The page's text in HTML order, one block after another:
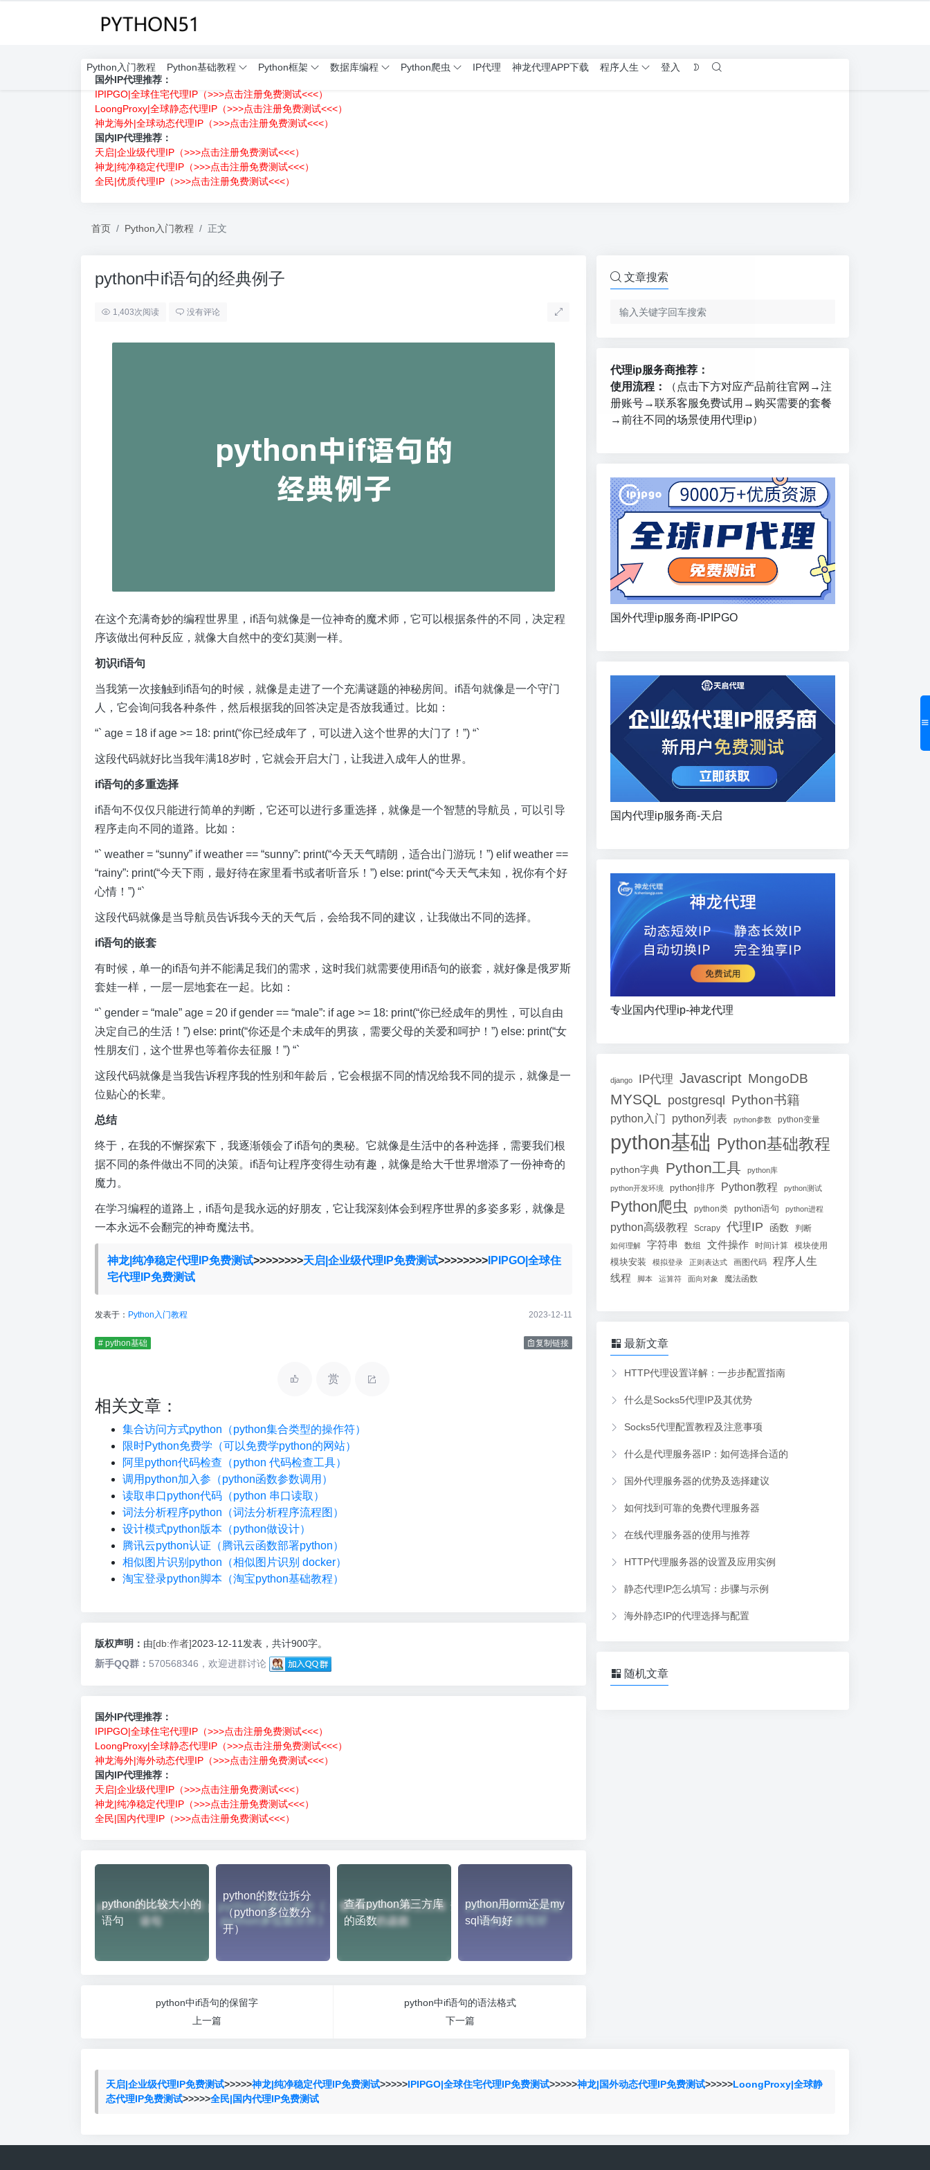
Python入门教程 Python基础教程 Python框架 数据库编程 Python爬虫 IP代理 神龙代理APP下载 程序人生
登入
国外IP代理推荐：
IPIPGO|全球住宅代理IP（>>>点击注册免费测试<<<）
LoongProxy|全球静态代理IP（>>>点击注册免费测试<<<）
神龙海外|全球动态代理IP（>>>点击注册免费测试<<<）
国内IP代理推荐：
天启|企业级代理IP（>>>点击注册免费测试<<<）
神龙|纯净稳定代理IP（>>>点击注册免费测试<<<）
全民|优质代理IP（>>>点击注册免费测试<<<）
首页 Python入门教程 正文
python中if语句的经典例子
1,403次阅读 没有评论
在这个充满奇妙的编程世界里，if语句就像是一位神奇的魔术师，它可以根据条件的不同，决定程
序该做出何种反应，就像大自然中的变幻莫测一样。
初识if语句
当我第一次接触到if语句的时候，就像是走进了一个充满谜题的神秘房间。if语句就像是一个守门
人，它会询问我各种条件，然后根据我的回答决定是否放我通过。比如：
“` age = 18 if age >= 18: print(“你已经成年了，可以进入这个世界的大门了！”) “`
这段代码就好比当我年满18岁时，它就会开启大门，让我进入成年人的世界。
if语句的多重选择
if语句不仅仅只能进行简单的判断，它还可以进行多重选择，就像是一个智慧的导航员，可以引导
程序走向不同的道路。比如：
“` weather = “sunny” if weather == “sunny”: print(“今天天气晴朗，适合出门游玩！”) elif weather ==
“rainy”: print(“今天下雨，最好待在家里看书或者听音乐！”) else: print(“今天天气未知，祝你有个好
心情！”) “`
这段代码就像是当导航员告诉我今天的天气后，会给我不同的建议，让我做出不同的选择。
if语句的嵌套
有时候，单一的if语句并不能满足我们的需求，这时我们就需要使用if语句的嵌套，就好像是俄罗斯
套娃一样，一层一层地套在一起。比如：
“` gender = “male” age = 20 if gender == “male”: if age >= 18: print(“你已经成年的男性，可以自由
决定自己的生活！”) else: print(“你还是个未成年的男孩，需要父母的关爱和呵护！”) else: print(“女
性朋友们，这个世界也等着你去征服！”) “`
这段代码就像是当我告诉程序我的性别和年龄后，它会根据不同的情况给我不同的提示，就像是一
位贴心的长辈。
总结
终于，在我的不懈探索下，我逐渐领会了if语句的奥秘。它就像是生活中的各种选择，需要我们根
据不同的条件做出不同的决策。if语句让程序变得生动有趣，就像是给大千世界增添了一份神奇的
魔力。
在学习编程的道路上，if语句是我永远的好朋友，它让我深刻体会到程序世界的多姿多彩，就像是
一本永远不会翻完的神奇魔法书。
神龙|纯净稳定代理IP免费测试>>>>>>>>天启|企业级代理IP免费测试>>>>>>>>IPIPGO|全球住
宅代理IP免费测试
发表于： Python入门教程 2023-12-11
# python基础 复制链接
赏
相关文章：
集合访问方式python（python集合类型的操作符）
限时Python免费学（可以免费学python的网站）
阿里python代码检查（python 代码检查工具）
调用python加入参（python函数参数调用）
读取串口python代码（python 串口读取）
词法分析程序python（词法分析程序流程图）
设计模式python版本（python做设计）
腾讯云python认证（腾讯云函数部署python）
相似图片识别python（相似图片识别 docker）
淘宝登录python脚本（淘宝python基础教程）
版权声明： 由[db:作者]2023-12-11发表，共计900字。
新手QQ群： 570568346，欢迎进群讨论
国外IP代理推荐：
IPIPGO|全球住宅代理IP（>>>点击注册免费测试<<<）
LoongProxy|全球静态代理IP（>>>点击注册免费测试<<<）
神龙海外|海外动态代理IP（>>>点击注册免费测试<<<）
国内IP代理推荐：
天启|企业级代理IP（>>>点击注册免费测试<<<）
神龙|纯净稳定代理IP（>>>点击注册免费测试<<<）
全民|国内代理IP（>>>点击注册免费测试<<<）
python的比较大小的
语句
python的数位拆分
（python多位数分
开）
查看python第三方库
的函数
python用orm还是my
sql语句好
python中if语句的保留字
上一篇
python中if语句的语法格式
下一篇
文章搜索
代理ip服务商推荐：
使用流程：
（点击下方对应产品前往官网→注
册账号→联系客服免费试用→购买需要的套餐
→前往不同的场景使用代理ip）
国外代理ip服务商-IPIPGO
国内代理ip服务商-天启
专业国内代理ip-神龙代理
django IP代理 Javascript MongoDB
MYSQL postgresql Python书籍
python入门 python列表 python参数 python变量
python基础 Python基础教程
python字典 Python工具 python库
python开发环境 python排序 Python教程 python测试
Python爬虫 python类 python语句 python进程
python高级教程 Scrapy 代理IP 函数 判断
如何理解 字符串 数组 文件操作 时间计算 模块使用
模块安装 模拟登录 正则表达式 画图代码 程序人生
线程 脚本 运算符 面向对象 魔法函数
最新文章
HTTP代理设置详解：一步步配置指南
什么是Socks5代理IP及其优势
Socks5代理配置教程及注意事项
什么是代理服务器IP：如何选择合适的
国外代理服务器的优势及选择建议
如何找到可靠的免费代理服务器
在线代理服务器的使用与推荐
HTTP代理服务器的设置及应用实例
静态代理IP怎么填写：步骤与示例
海外静态IP的代理选择与配置
随机文章
天启|企业级代理IP免费测试>>>>>神龙|纯净稳定代理IP免费测试>>>>>IPIPGO|全球住宅代理IP免费测试>>>>>神龙|国外动态代理IP免费测试>>>>>LoongProxy|全球静
态代理IP免费测试>>>>>全民|国内代理IP免费测试